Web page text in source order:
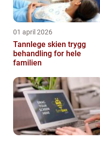
01 april 2026
Tannlege skien trygg
behandling for hele
familien